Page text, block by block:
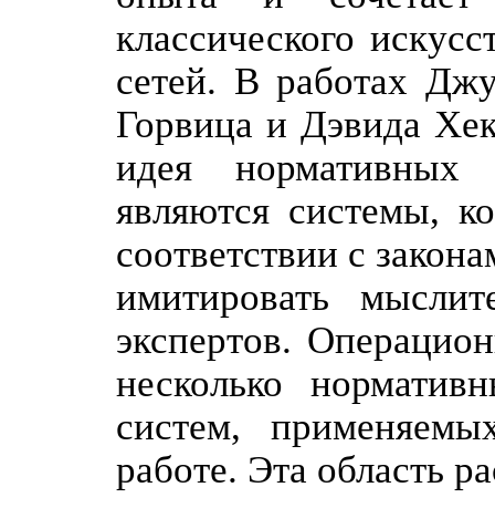
классического
сетей. В работах
Горвица и Дэвида
идея нормативных
являются системы,
соответствии с
имитировать
экспертов.
несколько
систем,
работе. Эта область